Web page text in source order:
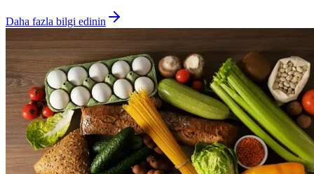
Daha fazla bilgi edinin